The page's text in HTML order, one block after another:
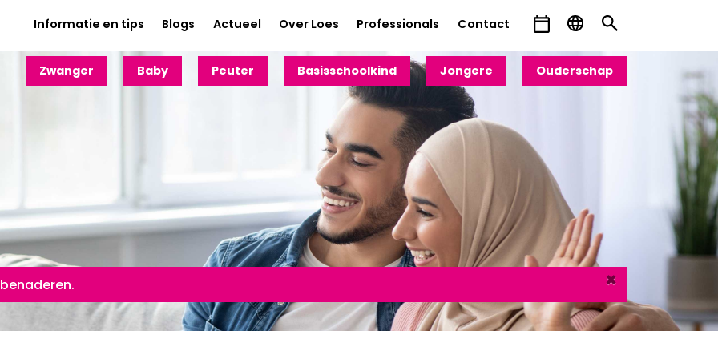
Informatie en tips Blogs Actueel Over Loes Professionals Contact
Zwanger Baby Peuter Basisschoolkind Jongere Ouderschap
×